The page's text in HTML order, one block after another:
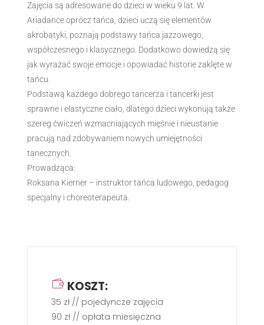
Zajęcia są adresowane do dzieci w wieku 9 lat. W
Ariadance oprócz tańca, dzieci uczą się elementów
akrobatyki, poznają podstawy tańca jazzowego,
współczesnego i klasycznego. Dodatkowo dowiedzą się
jak wyrażać swoje emocje i opowiadać historie zaklęte w
tańcu.
Podstawą każdego dobrego tancerza i tancerki jest
sprawne i elastyczne ciało, dlatego dzieci wykonują także
szereg ćwiczeń wzmacniających mięśnie i nieustanie
pracują nad zdobywaniem nowych umiejętności
tanecznych.
Prowadząca:
Roksana Kierner – instruktor tańca ludowego, pedagog
specjalny i choreoterapeuta.
KOSZT:
35 zł // pojedyncze zajęcia
90 zł // opłata miesięczna